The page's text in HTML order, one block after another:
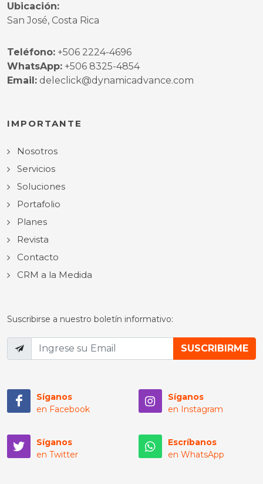
Ubicación:
San José, Costa Rica
Teléfono: +506 2224-4696
WhatsApp: +506 8325-4854
Email: deleclick@dynamicadvance.com
IMPORTANTE
Nosotros
Servicios
Soluciones
Portafolio
Planes
Revista
Contacto
CRM a la Medida
Suscribirse a nuestro boletín informativo:
Síganos
en Facebook
Síganos
en Instagram
Síganos
en Twitter
Escríbanos
en WhatsApp